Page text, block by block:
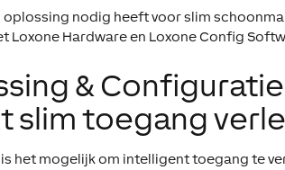
oplossing nodig heeft voor slim
Loxone Hardware en Loxone Config
&
slim toegang
het mogelijk om intelligent toegang te